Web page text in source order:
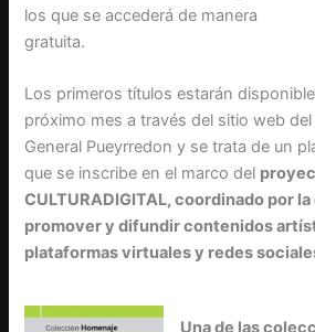
los que se accederá de manera
gratuita.
Los primeros títulos estarán
próximo mes a través del sitio web
General Pueyrredon y se trata de un
que se inscribe en el marco del
CULTURADIGITAL, coordinado por
promover y difundir contenidos
plataformas virtuales y redes
Una de las